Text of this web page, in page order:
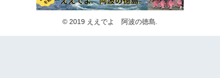
© 2019 ええでよ 阿波の徳島.